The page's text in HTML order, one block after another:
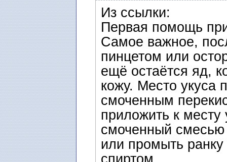
Из ссылки:
Первая помощь
Самое важное,
пинцетом или
ещё остаётся яд,
кожу. Место укуса
смоченным
приложить к
смоченный смесью
или промыть